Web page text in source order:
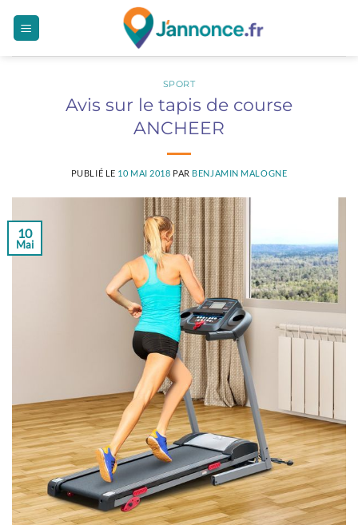
SPORT
Avis sur le tapis de course
ANCHEER
PUBLIÉ LE 10 MAI 2018 PAR BENJAMIN MALOGNE
10
Mai